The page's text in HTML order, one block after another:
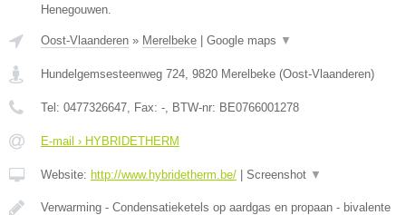
Henegouwen.
Oost-Vlaanderen » Merelbeke | Google maps ▼
Hundelgemsesteenweg 724 9820 Merelbeke (Oost-Vlaanderen)
Tel: 0477326647 , Fax: - , BTW-nr: BE0766001278
E-mail › HYBRIDETHERM
Website: http://www.hybridetherm.be/ | Screenshot ▼
Verwarming - Condensatieketels op aardgas en propaan - bivalente